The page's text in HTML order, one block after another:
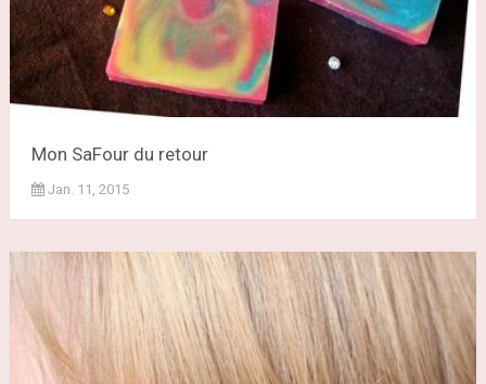
Mon SaFour du retour
Jan. 11, 2015